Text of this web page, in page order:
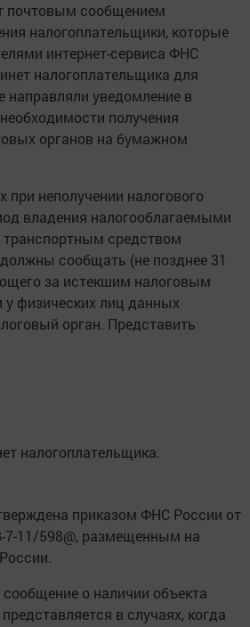
почтовым сообщением
налогоплательщики, которые
интернет-сервиса ФНС
налогоплательщика для
направляли уведомление в
получения
органов на бумажном
при неполучении налогового
владения налогооблагаемыми
средством
сообщать (не позднее 31
за истекшим налоговым
физических лиц данных
орган. Представить
налогоплательщика.
приказом ФНС России от
11/598@, размещенным на
о наличии объекта
в случаях, когда